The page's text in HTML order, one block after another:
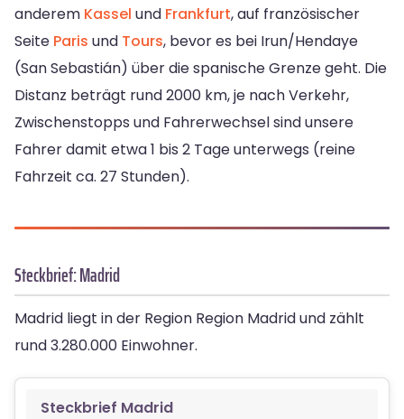
anderem Kassel und Frankfurt, auf französischer
Seite Paris und Tours, bevor es bei Irun/Hendaye
(San Sebastián) über die spanische Grenze geht. Die
Distanz beträgt rund 2000 km, je nach Verkehr,
Zwischenstopps und Fahrerwechsel sind unsere
Fahrer damit etwa 1 bis 2 Tage unterwegs (reine
Fahrzeit ca. 27 Stunden).
Steckbrief: Madrid
Madrid liegt in der Region Region Madrid und zählt
rund 3.280.000 Einwohner.
Steckbrief Madrid